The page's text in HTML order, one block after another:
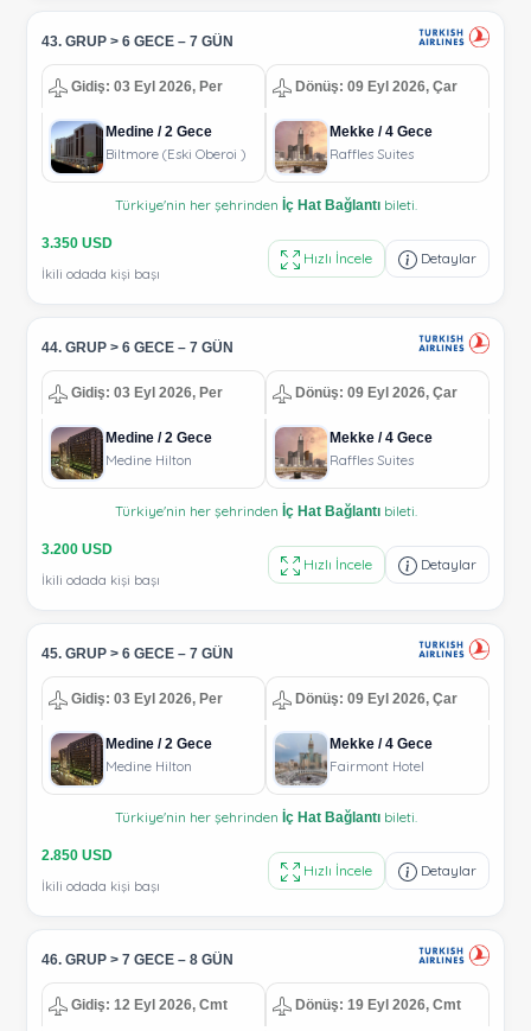
43. GRUP > 6 GECE – 7 GÜN
Gidiş: 03 Eyl 2026, Per Dönüş: 09 Eyl 2026, Çar
Medine / 2 Gece
Biltmore (Eski Oberoi )
Mekke / 4 Gece
Raffles Suites
Türkiye'nin her şehrinden İç Hat Bağlantıbileti.
3.350 USD
İkili odada kişi başı
Hızlı İncele Detaylar
44. GRUP > 6 GECE – 7 GÜN
Gidiş: 03 Eyl 2026, Per Dönüş: 09 Eyl 2026, Çar
Medine / 2 Gece
Medine Hilton
Mekke / 4 Gece
Raffles Suites
Türkiye'nin her şehrinden İç Hat Bağlantıbileti.
3.200 USD
İkili odada kişi başı
Hızlı İncele Detaylar
45. GRUP > 6 GECE – 7 GÜN
Gidiş: 03 Eyl 2026, Per Dönüş: 09 Eyl 2026, Çar
Medine / 2 Gece
Medine Hilton
Mekke / 4 Gece
Fairmont Hotel
Türkiye'nin her şehrinden İç Hat Bağlantıbileti.
2.850 USD
İkili odada kişi başı
Hızlı İncele Detaylar
46. GRUP > 7 GECE – 8 GÜN
Gidiş: 12 Eyl 2026, Cmt Dönüş: 19 Eyl 2026, Cmt